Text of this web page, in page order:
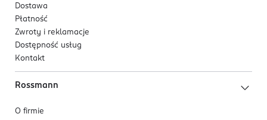
office@emarba.com
684512300
PL-Polska
Kod EAN
Dostawa
Płatność
Zwroty i reklamacje
Dostępność usług
Kontakt
Rossmann
O firmie